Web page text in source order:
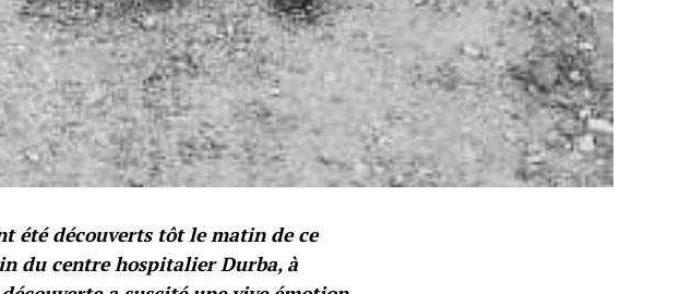
été découverts tôt le matin de ce
du centre hospitalier Durba, à